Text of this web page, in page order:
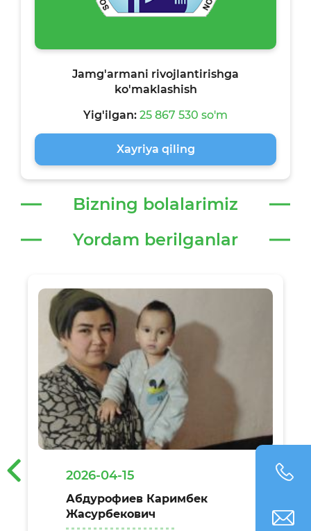
Jamg'armani rivojlantirishga
ko'maklashish
Yig'ilgan: 25 867 530 so'm
Xayriya qiling
Bizning bolalarimiz
Yordam berilganlar
2026-04-15
Абдурофиев Каримбек
Жасурбекович
‹